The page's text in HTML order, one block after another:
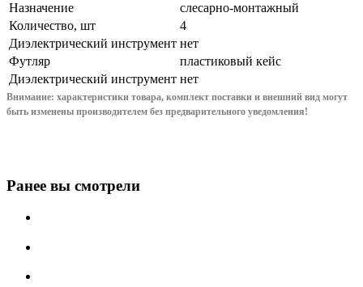
Назначение
слесарно-монтажный
Количество, шт
4
Диэлектрический инструмент нет
Футляр
пластиковый кейс
Диэлектрический инструмент нет
Внимание: характеристики товара, комплект поставки и внешний вид могут
быть изменены производителем без предварительного уведомления!
Ранее вы смотрели